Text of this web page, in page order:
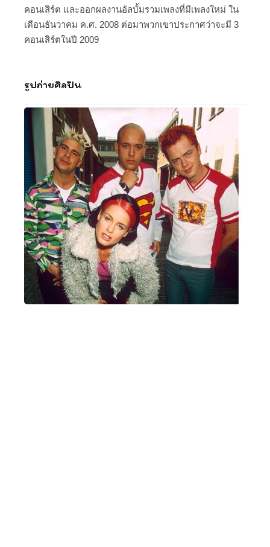
คอนเสิร์ต และออกผลงานอัลบั้มรวมเพลงที่มีเพลงใหม่ ใน
เดือนธันวาคม ค.ศ. 2008 ต่อมาพวกเขาประกาศว่าจะมี 3
คอนเสิร์ตในปี 2009
รูปถ่ายศิลปิน